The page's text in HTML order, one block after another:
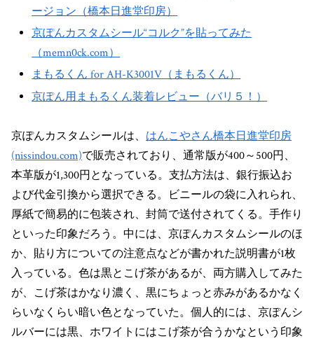
ージョン（橋本日進堂印房）
京ぽんカスタムシール“コルク”を貼ってみた
（memn0ck.com）
まもるくん for AH-K3001V（まもるくん）
京ぽん用まもるくん装着レビュー（バリ５！）
京ぽんカスタムシールは、 はんこやさん橋本日進堂印房
(nissindou.com)で販売されており、通常版が400～500円、
本革版が1,300円となっている。支払方法は、銀行振込お
よび代金引換から選択できる。ビニールの袋に入れられ、
厚紙で簡易的に包装され、封筒で送付されてくる。手作り
といった印象だろう。中には、京ぽんカスタムシールのほ
か、貼り方についての注意点などが書かれた説明書が1枚
入っている。色は黒とこげ茶があるが、両方購入してみた
が、こげ茶はかなり濃く、黒にちょっと赤みがあるかなく
らいなくらい暗い色となっていた。個人的には、京ぽんシ
ルバーには黒、ホワイトにはこげ茶が合うかなという印象